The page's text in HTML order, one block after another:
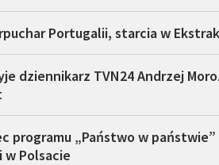
Portugalii, starcia w
dziennikarz TVN24 Andrzej
programu „Państwo w
w Polsacie